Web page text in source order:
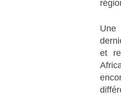
Une
et